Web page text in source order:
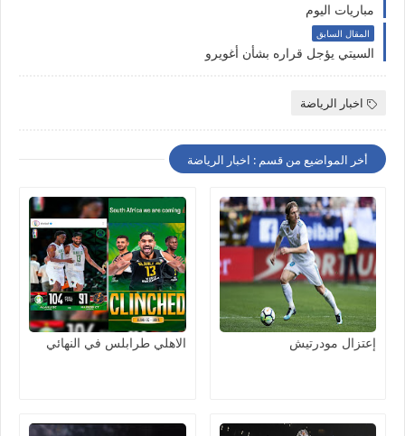
مباريات اليوم
المقال السابق
السيتي يؤجل قراره بشأن أغويرو
اخبار الرياضة
أخر المواضيع من قسم : اخبار الرياضة
إعتزال مودرتيش الاهلي طرابلس في النهائي